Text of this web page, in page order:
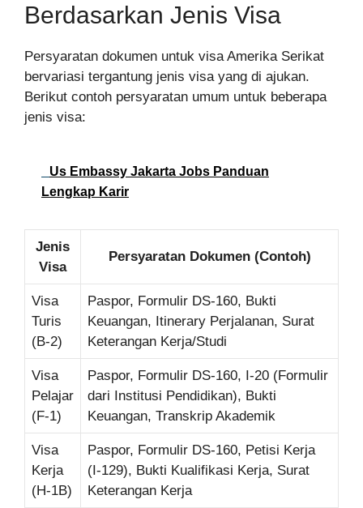
Berdasarkan Jenis Visa
Persyaratan dokumen untuk visa Amerika Serikat
bervariasi tergantung jenis visa yang di ajukan.
Berikut contoh persyaratan umum untuk beberapa
jenis visa:
Us Embassy Jakarta Jobs Panduan
Lengkap Karir
Jenis
Visa
Persyaratan Dokumen (Contoh)
Visa
Turis
(B-2)
Paspor, Formulir DS-160, Bukti
Keuangan, Itinerary Perjalanan, Surat
Keterangan Kerja/Studi
Visa
Pelajar
(F-1)
Paspor, Formulir DS-160, I-20 (Formulir
dari Institusi Pendidikan), Bukti
Keuangan, Transkrip Akademik
Visa
Kerja
(H-1B)
Paspor, Formulir DS-160, Petisi Kerja
(I-129), Bukti Kualifikasi Kerja, Surat
Keterangan Kerja